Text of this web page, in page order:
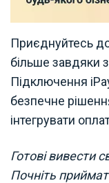
Приєднуйтесь
більше завдяки
Підключення
безпечне
інтегрувати
Готові вивести
Почніть